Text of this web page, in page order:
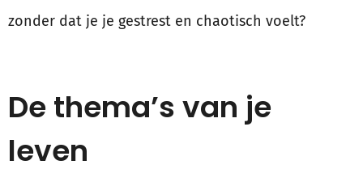
zonder dat je je gestrest en chaotisch voelt?
De thema’s van je
leven